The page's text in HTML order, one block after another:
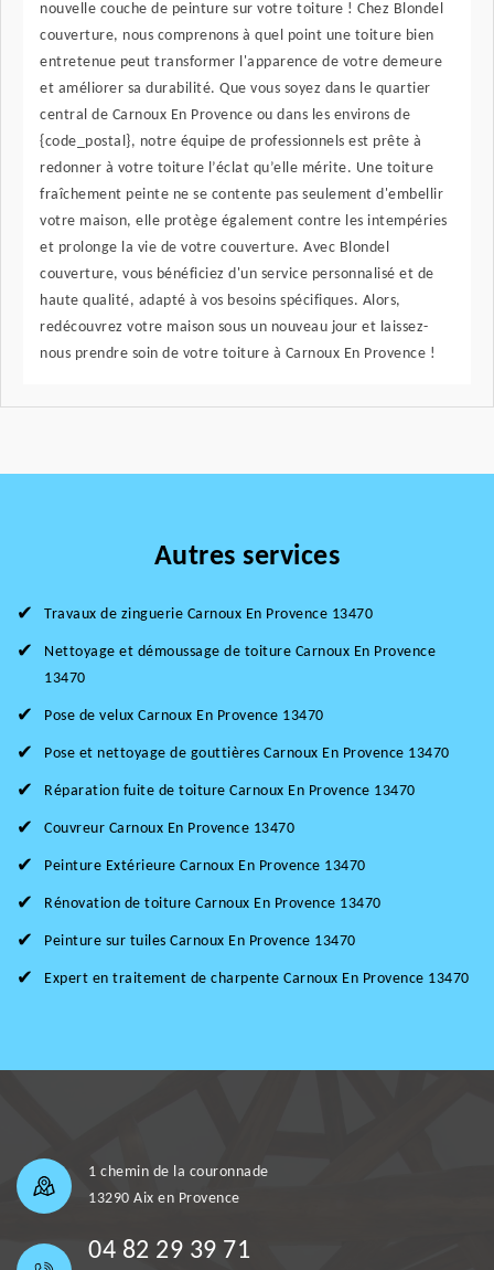
nouvelle couche de peinture sur votre toiture ! Chez Blondel
couverture, nous comprenons à quel point une toiture bien
entretenue peut transformer l'apparence de votre demeure
et améliorer sa durabilité. Que vous soyez dans le quartier
central de Carnoux En Provence ou dans les environs de
{code_postal}, notre équipe de professionnels est prête à
redonner à votre toiture l’éclat qu’elle mérite. Une toiture
fraîchement peinte ne se contente pas seulement d'embellir
votre maison, elle protège également contre les intempéries
et prolonge la vie de votre couverture. Avec Blondel
couverture, vous bénéficiez d'un service personnalisé et de
haute qualité, adapté à vos besoins spécifiques. Alors,
redécouvrez votre maison sous un nouveau jour et laissez-
nous prendre soin de votre toiture à Carnoux En Provence !
Autres services
Travaux de zinguerie Carnoux En Provence 13470
Nettoyage et démoussage de toiture Carnoux En Provence
13470
Pose de velux Carnoux En Provence 13470
Pose et nettoyage de gouttières Carnoux En Provence 13470
Réparation fuite de toiture Carnoux En Provence 13470
Couvreur Carnoux En Provence 13470
Peinture Extérieure Carnoux En Provence 13470
Rénovation de toiture Carnoux En Provence 13470
Peinture sur tuiles Carnoux En Provence 13470
Expert en traitement de charpente Carnoux En Provence 13470
1 chemin de la couronnade
13290 Aix en Provence
04 82 29 39 71